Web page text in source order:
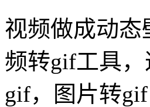
视频做成动
频转gif工具
gif，图片转